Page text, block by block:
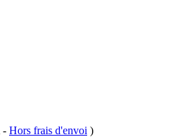
- Hors frais d'envoi )